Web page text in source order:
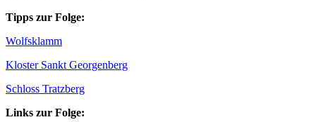
Tipps zur Folge:
Wolfsklamm
Kloster Sankt Georgenberg
Schloss Tratzberg
Links zur Folge: